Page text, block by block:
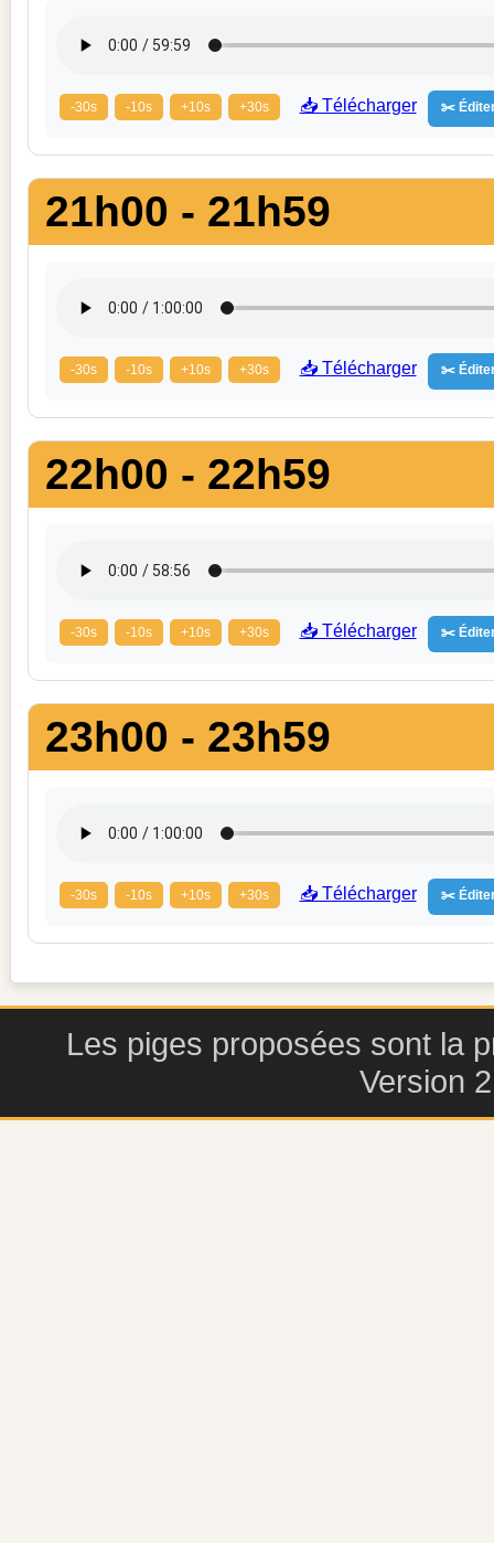
-30s -10s +10s +30s 📥 Télécharger ✂️
21h00 - 21h59
-30s -10s +10s +30s 📥 Télécharger ✂️
22h00 - 22h59
-30s -10s +10s +30s 📥 Télécharger ✂️
23h00 - 23h59
-30s -10s +10s +30s 📥 Télécharger ✂️
Les piges proposées sont la
Version